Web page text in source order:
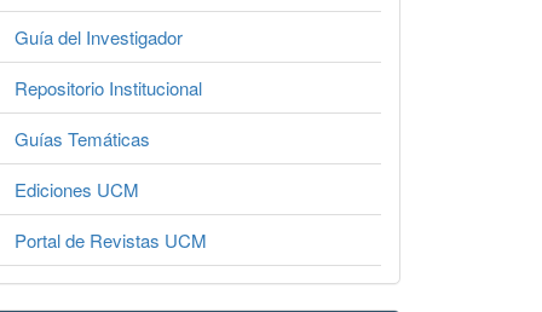
Guía del Investigador
Repositorio Institucional
Guías Temáticas
Ediciones UCM
Portal de Revistas UCM